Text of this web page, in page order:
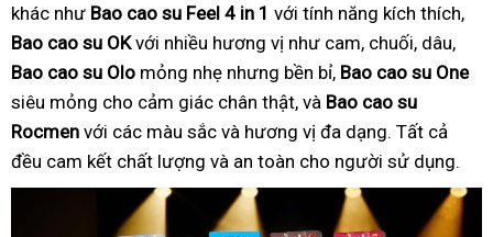
khác như Bao cao su Feel 4 in 1 với tính năng kích thích,
Bao cao su OKvới nhiều hương vị như cam, chuối, dâu,
Bao cao su Olo mỏng nhẹ nhưng bền bỉ, Bao cao su One
siêu mỏng cho cảm giác chân thật, và Bao cao su
Rocmen với các màu sắc và hương vị đa dạng. Tất cả
đều cam kết chất lượng và an toàn cho người sử dụng.